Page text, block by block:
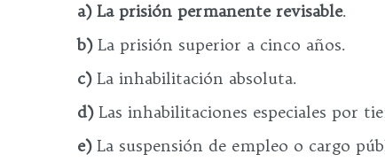
a) La prisión permanente revisable.
b)La prisión superior a cinco años.
c)La inhabilitación absoluta.
d)Las inhabilitaciones especiales por
e)La suspensión de empleo o cargo